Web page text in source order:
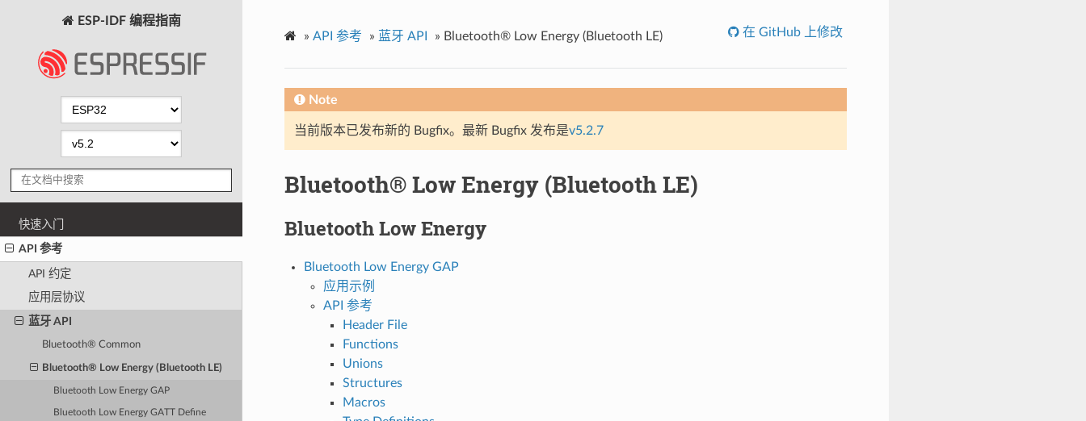
ESP-IDF 编程指南
快速入门
API 参考
API 约定
应用层协议
蓝牙 API
Bluetooth® Common
Bluetooth® Low Energy (Bluetooth LE)
Bluetooth Low Energy GAP
Bluetooth Low Energy GATT Define
» API 参考 » 蓝牙 API » Bluetooth® Low Energy (Bluetooth LE) 在 GitHub 上修改
Note
当前版本已发布新的 Bugfix。最新 Bugfix 发布是v5.2.7
Bluetooth® Low Energy (Bluetooth LE)
Bluetooth Low Energy
Bluetooth Low Energy GAP
应用示例
API 参考
Header File
Functions
Unions
Structures
Macros